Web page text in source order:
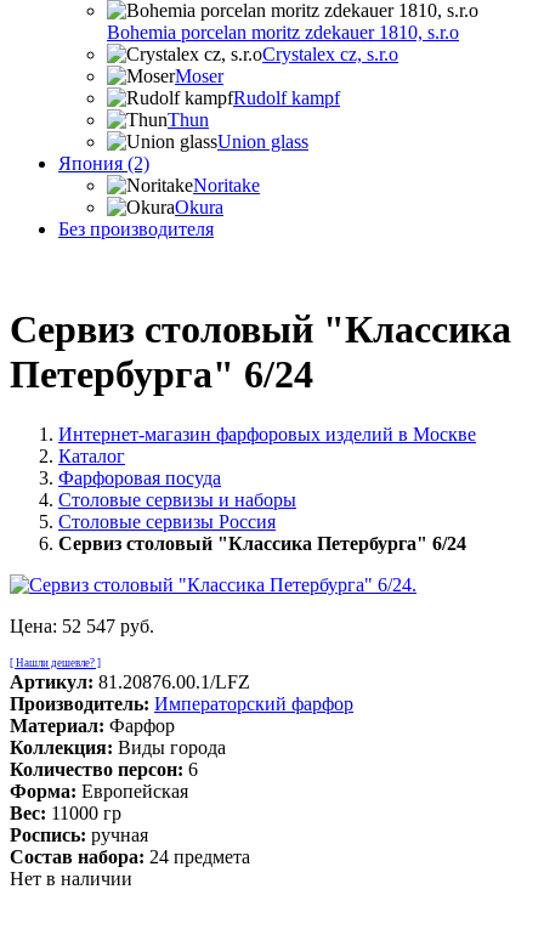
Bohemia porcelan moritz zdekauer 1810, s.r.o
Crystalex cz, s.r.o
Moser
Rudolf kampf
Thun
Union glass
Япония (2)
Noritake
Okura
Без производителя
Сервиз столовый "Классика
Петербурга" 6/24
Интернет-магазин фарфоровых изделий в Москве
Каталог
Фарфоровая посуда
Столовые сервизы и наборы
Столовые сервизы Россия
Сервиз столовый "Классика Петербурга" 6/24
Цена: 52 547 руб.
[ Нашли дешевле? ]
Артикул: 81.20876.00.1/LFZ
Производитель: Императорский фарфор
Материал: Фарфор
Коллекция: Виды города
Количество персон: 6
Форма: Европейская
Вес: 11000 гр
Роспись: ручная
Состав набора: 24 предмета
Нет в наличии